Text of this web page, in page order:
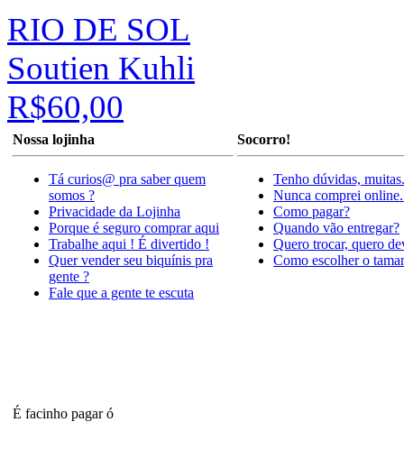
RIO DE SOL
Soutien Kuhli
R$60,00
Nossa lojinha
Tá curios@ pra saber quem
somos ?
Privacidade da Lojinha
Porque é seguro comprar aqui
Trabalhe aqui ! É divertido !
Quer vender seu biquínis pra
gente ?
Fale que a gente te escuta
Socorro!
Tenho dúvidas, muitas.
Nunca comprei online.
Como pagar?
Quando vão entregar?
Quero trocar, quero
Como escolher o
É facinho pagar ó